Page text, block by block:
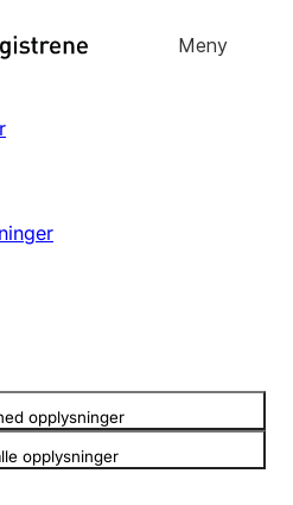
til
Meny
opplysninger
opplysninger